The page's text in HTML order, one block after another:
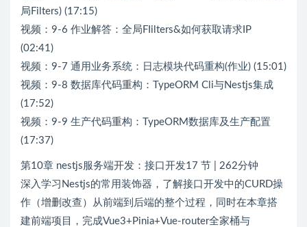
局Filters) (17:15)
视频：9-6 作业解答：全局FIilters&如何获取请求IP
(02:41)
视频：9-7 通用业务系统：日志模块代码重构(作业) (15:01)
视频：9-8 数据库代码重构：TypeORM Cli与Nestjs集成
(17:52)
视频：9-9 生产代码重构：TypeORM数据库及生产配置
(17:37)
第10章 nestjs服务端开发：接口开发17 节 | 262分钟
深入学习Nestjs的常用装饰器，了解接口开发中的CURD操
作（增删改查）从前端到后端的整个过程，同时在本章搭
建前端项目，完成Vue3+Pinia+Vue-router全家桶与